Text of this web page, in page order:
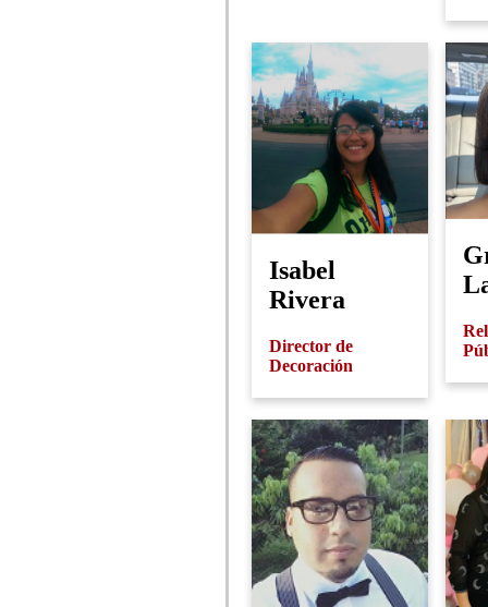
Isabel
Rivera
Director de
Decoración